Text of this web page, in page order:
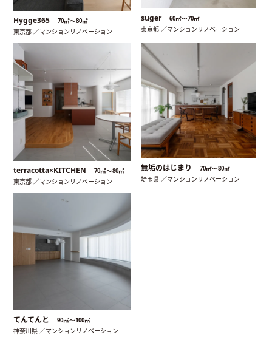
Hygge365 70㎡〜80㎡
東京都 ／マンションリノベーション
suger 60㎡〜70㎡
東京都 ／マンションリノベーション
terracotta×KITCHEN 70㎡〜80㎡
東京都 ／マンションリノベーション
無垢のはじまり 70㎡〜80㎡
埼玉県 ／マンションリノベーション
てんてんと 90㎡〜100㎡
神奈川県 ／マンションリノベーション